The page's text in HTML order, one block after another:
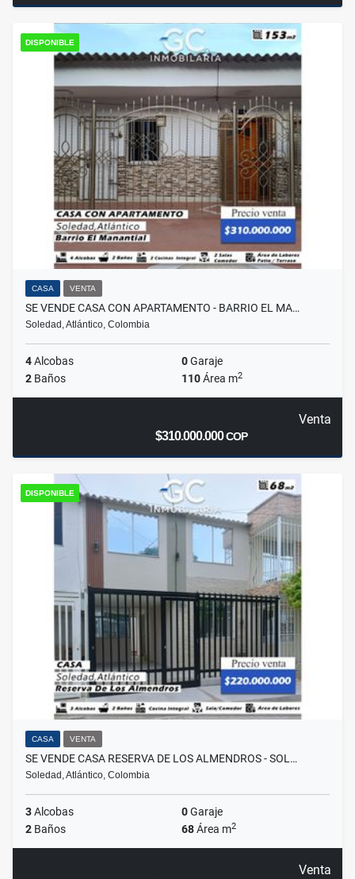
DISPONIBLE
CASA VENTA
SE VENDE CASA CON APARTAMENTO - BARRIO EL MA…
Soledad, Atlántico, Colombia
4Alcobas 0Garaje
2 Baños 110Área m2
Venta
$310.000.000COP
DISPONIBLE
CASA VENTA
SE VENDE CASA RESERVA DE LOS ALMENDROS - SOL…
Soledad, Atlántico, Colombia
3Alcobas 0Garaje
2 Baños 68Área m2
Venta